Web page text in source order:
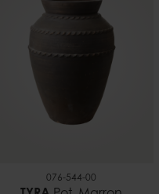
076-544-00